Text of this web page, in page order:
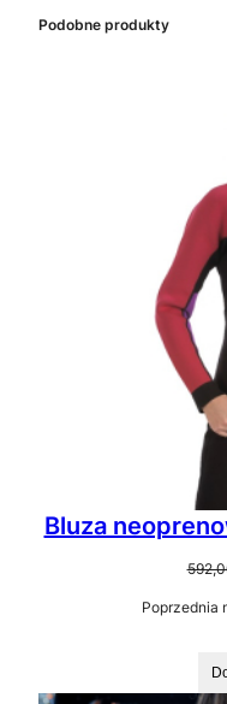
Podobne produkty
Bluza
Poprzednia